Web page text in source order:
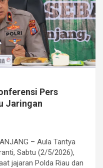
Pers
Jaringan
– Aula Tantya
Sabtu (2/5/2026),
jajaran Polda Riau dan